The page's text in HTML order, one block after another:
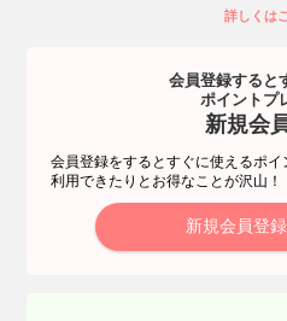
詳しくは
会員登録すると
ポイントプ
新規会
会員登録をするとすぐに使えるポ
利用できたりとお得なことが沢山！
新規会員登